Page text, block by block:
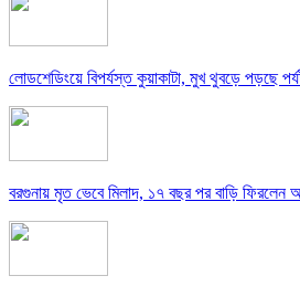
লোডশেডিংয়ে বিপর্যস্ত কুয়াকাটা, মুখ থুবড়ে পড়ছে
বরগুনায় মৃত ভেবে মিলাদ, ১৭ বছর পর বাড়ি ফিরলেন